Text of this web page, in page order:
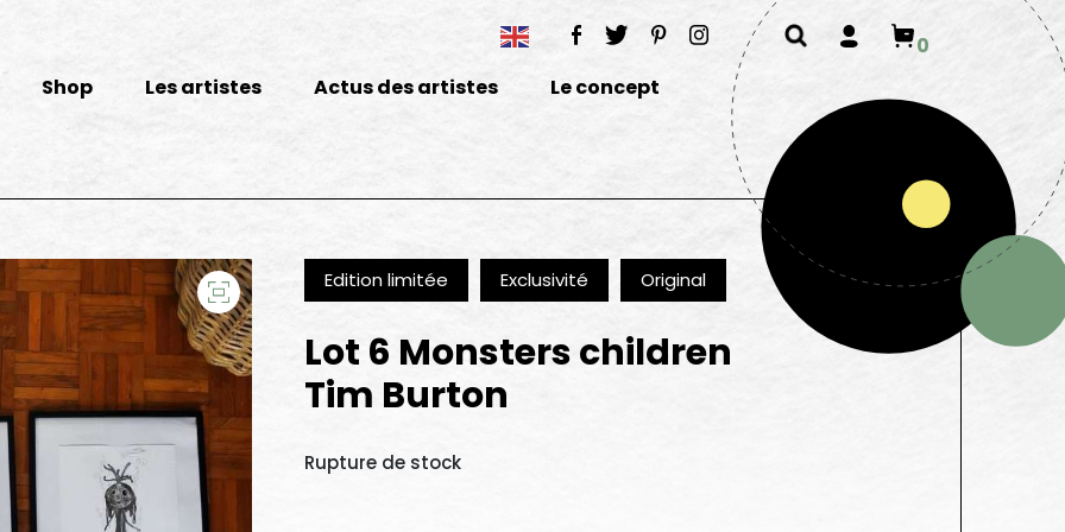
0
Shop Les artistes Actus des artistes Le concept
Edition limitée Exclusivité Original
Lot 6 Monsters children
Tim Burton
Rupture de stock